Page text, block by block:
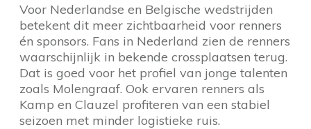
Voor Nederlandse en Belgische wedstrijden
betekent dit meer zichtbaarheid voor renners
én sponsors. Fans in Nederland zien de renners
waarschijnlijk in bekende crossplaatsen terug.
Dat is goed voor het profiel van jonge talenten
zoals Molengraaf. Ook ervaren renners als
Kamp en Clauzel profiteren van een stabiel
seizoen met minder logistieke ruis.